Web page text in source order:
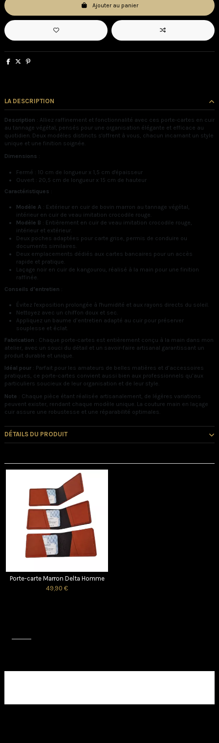
Ajouter au panier
LA DESCRIPTION
Description : Alliez raffinement et fonctionnalité avec ces porte-cartes en cuir
au tannage végétal, pensés pour une organisation élégante et efficace au
quotidien. Deux modèles distincts s'offrent à vous, chacun incarnant un style
unique et une finition soignée.
Dimensions :
Fermé : 10 cm de longueur x 1,5 cm d'épaisseur
Ouvert : 20,5 cm de longueur x 15 cm de hauteur
Caractéristiques :
Modèle A : Extérieur en cuir de bovin marron au tannage végétal,
intérieur en cuir de veau imitation crocodile rouge.
Modèle B : Entièrement en cuir de veau imitation crocodile rouge,
intérieur et extérieur.
Deux poches adaptées pour carte grise, permis de conduire ou
documents similaires.
Deux emplacements dédiés aux cartes bancaires pour un accès
rapide et pratique.
Laçage noir en cuir de kangourou, réalisé à la main pour une finition
raffinée.
Conseils d’entretien :
Évitez l'exposition prolongée à l'humidité et aux rayons directs du soleil.
Nettoyez avec un chiffon doux et sec.
Appliquez un baume d’entretien adapté au cuir pour préserver
souplesse et éclat.
Fabrication : Chaque porte-cartes est entièrement conçu à la main dans mon
atelier, avec un souci du détail et un savoir-faire artisanal garantissant un
produit durable et unique.
Idéal pour : Parfait pour les amateurs de belles matières et d’accessoires
pratiques, ce porte-cartes convient aussi bien aux professionnels qu’aux
particuliers soucieux de leur organisation et de leur style.
Note : Chaque pièce étant réalisée artisanalement, de légères variations
peuvent exister, rendant chaque modèle unique. La couture main en laçage
cuir assure une robustesse et une réparabilité optimales.
DÉTAILS DU PRODUIT
Porte-carte Marron Delta Homme
49,90 €